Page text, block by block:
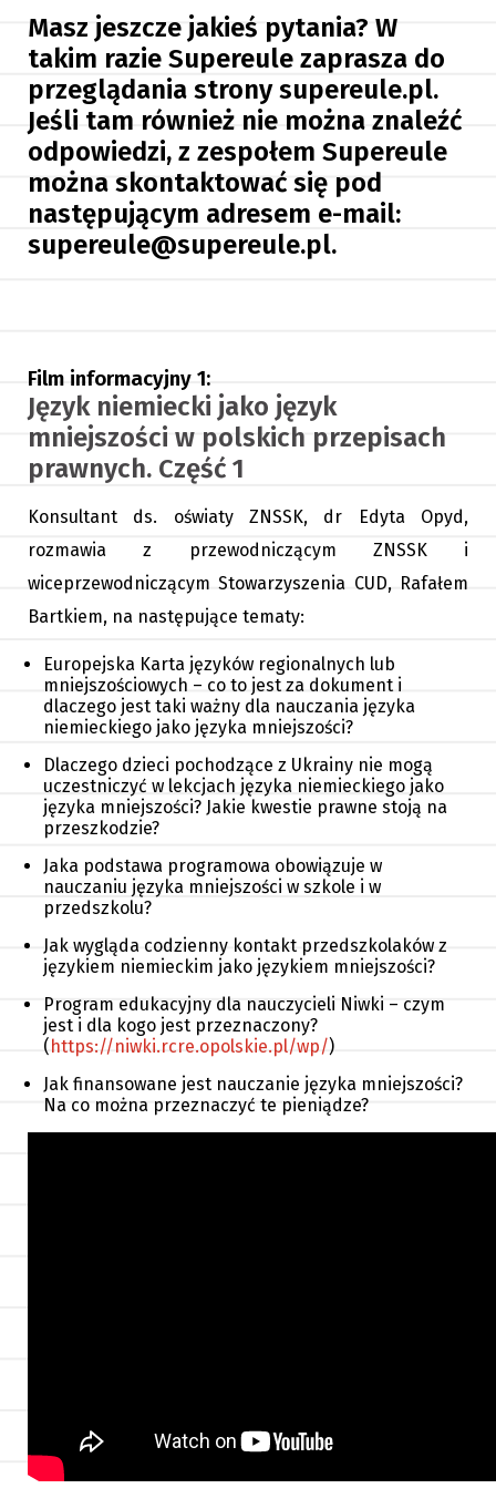
Masz jeszcze jakieś pytania? W
takim razie Supereule zaprasza do
przeglądania strony supereule.pl.
Jeśli tam również nie można znaleźć
odpowiedzi, z zespołem Supereule
można skontaktować się pod
następującym adresem e-mail:
supereule@supereule.pl.
Film informacyjny 1:
Język niemiecki jako język
mniejszości w polskich przepisach
prawnych. Część 1
Konsultant ds. oświaty ZNSSK, dr Edyta Opyd,
rozmawia z przewodniczącym ZNSSK i
wiceprzewodniczącym Stowarzyszenia CUD, Rafałem
Bartkiem, na następujące tematy:
Europejska Karta języków regionalnych lub
mniejszościowych – co to jest za dokument i
dlaczego jest taki ważny dla nauczania języka
niemieckiego jako języka mniejszości?
Dlaczego dzieci pochodzące z Ukrainy nie mogą
uczestniczyć w lekcjach języka niemieckiego jako
języka mniejszości? Jakie kwestie prawne stoją na
przeszkodzie?
Jaka podstawa programowa obowiązuje w
nauczaniu języka mniejszości w szkole i w
przedszkolu?
Jak wygląda codzienny kontakt przedszkolaków z
językiem niemieckim jako językiem mniejszości?
Program edukacyjny dla nauczycieli Niwki – czym
jest i dla kogo jest przeznaczony?
(https://niwki.rcre.opolskie.pl/wp/)
Jak finansowane jest nauczanie języka mniejszości?
Na co można przeznaczyć te pieniądze?